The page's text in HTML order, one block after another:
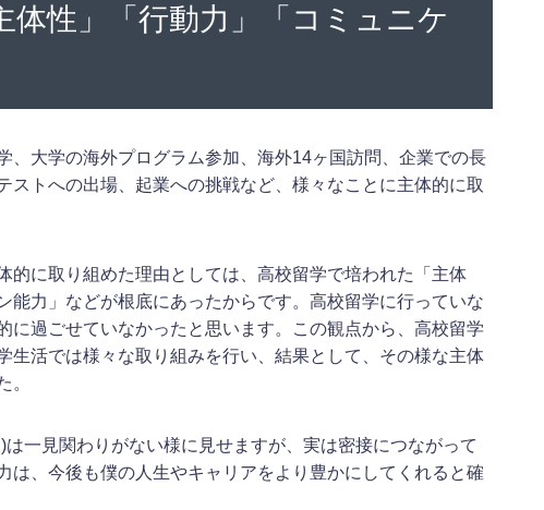
体性」「行動力」「コミュニケ
、大学の海外プログラム参加、海外14ヶ国訪問、企業での長
ストへの出場、起業への挑戦など、様々なことに主体的に取
的に取り組めた理由としては、高校留学で培われた「主体
能力」などが根底にあったからです。高校留学に行っていな
に過ごせていなかったと思います。この観点から、高校留学
生活では様々な取り組みを行い、結果として、その様な主体
。
一見関わりがない様に見せますが、実は密接につながって
は、今後も僕の人生やキャリアをより豊かにしてくれると確